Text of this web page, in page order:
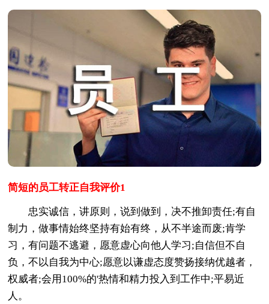
简短的员工转正自我评价1
忠实诚信，讲原则，说到做到，决不推卸责任;有自
制力，做事情始终坚持有始有终，从不半途而废;肯学
习，有问题不逃避，愿意虚心向他人学习;自信但不自
负，不以自我为中心;愿意以谦虚态度赞扬接纳优越者，
权威者;会用100%的'热情和精力投入到工作中;平易近
人。